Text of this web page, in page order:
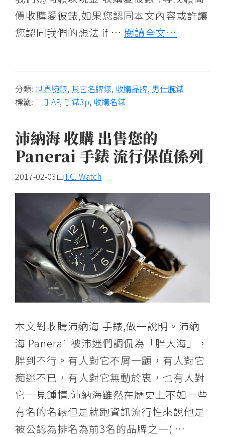
價收購愛彼錶,如果您認同本文內容或許讓
您認同我們的想法 if … 閱讀全文…
分類: 世界腕錶, 其它名牌錶, 收購品牌, 男仕腕錶
標籤: 二手AP, 手錶3p, 收購名錶
沛納海 收購 出售您的
Panerai 手錶 流行保值係列
2017-02-03由T.C. Watch
本文對收購沛納海 手錶,做一說明。沛納
海 Panerai 被沛迷們調侃為「胖大海」，
胖到不行。有人對它不屑一顧，有人對它
痴迷不已，有人對它無動於衷，也有人對
它一見鍾情.沛納海雖然在歷史上不如一些
有名的名錶但是就跑資訊流行性來說他是
被公認為排名為前3名的品牌之一( …